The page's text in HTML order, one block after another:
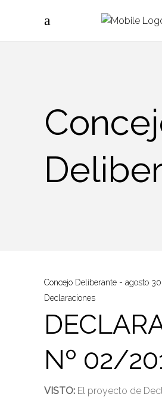
Concejo Deliberante
agosto
Declaraciones
Nº 02/
VISTO: El proyecto de